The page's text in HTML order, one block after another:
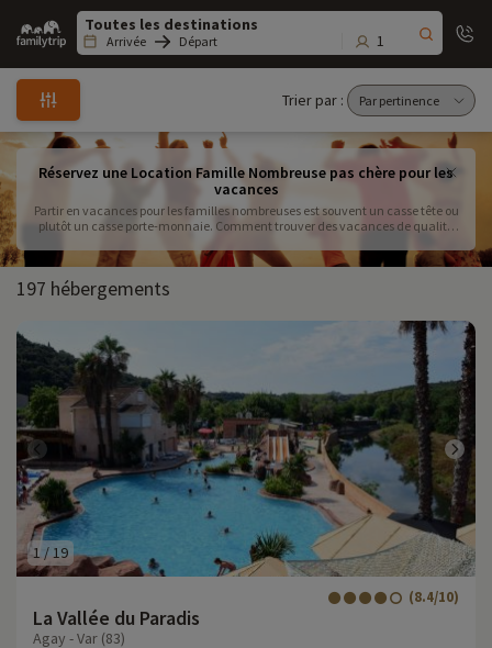
Family
trip
Arrivée Départ 1
Trier par :
Réservez une Location Famille Nombreuse pas chère pour les
vacances
Partir en vacances pour les familles nombreuses est souvent un casse tête ou
plutôt un casse porte-monnaie. Comment trouver des vacances de qualité
solution la plus économique pour les vacances des familles nombreuses est
la location. Elle est aussi la solution qui vous garantie le plus d'espace
pendant votre séjour et c'est important pour pouvoir se détendre au
maximum. Familytrip a sélectionné pour vous les meilleures locations de
vacances pour familles nombreuses. Vous trouverez des locations de
vacances en appartement ou maison à partir de 200 € pour des familles
197 hébergements
1 /19
La Vallée du Paradis
(8.4/10)
Agay - Var (83)